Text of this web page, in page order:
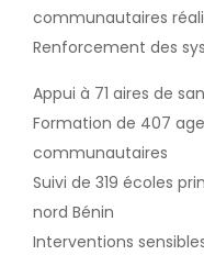
communautaires
Renforcement des
Appui à 71 aires de
Formation de 407
communautaires
Suivi de 319 écoles
nord Bénin
Interventions